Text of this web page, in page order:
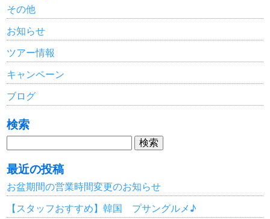
その他
お知らせ
ツアー情報
キャンペーン
ブログ
検索
検
索:
最近の投稿
お盆期間の営業時間変更のお知らせ
【スタッフおすすめ】韓国 プサングルメ♪